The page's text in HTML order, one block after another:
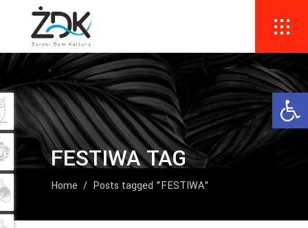
FESTIWA TAG
Home / Posts tagged "FESTIWA"